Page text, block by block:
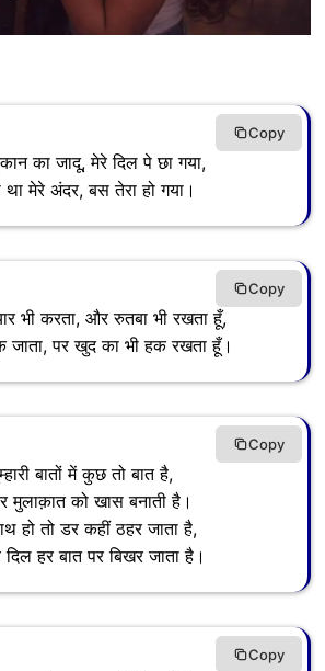
का जादू, मेरे दिल पे छा गया,
था मेरे अंदर, बस तेरा हो गया।
Copy
भी करता, और रुतबा भी रखता हूँ,
जाता, पर खुद का भी हक रखता हूँ।
Copy
बातों में कुछ तो बात है,
मुलाक़ात को खास बनाती है।
हो तो डर कहीं ठहर जाता है,
दिल हर बात पर बिखर जाता है।
Copy
Copy